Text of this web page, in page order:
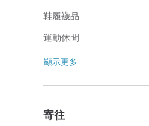
鞋履襪品
運動休閒
顯示更多
寄往